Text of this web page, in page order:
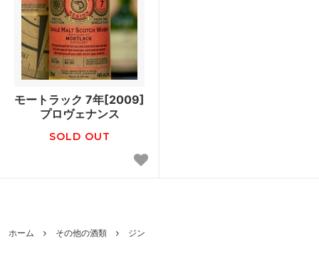
モートラック 7年[2009]
プロヴェナンス
SOLD OUT
ホーム その他の酒類 ジン